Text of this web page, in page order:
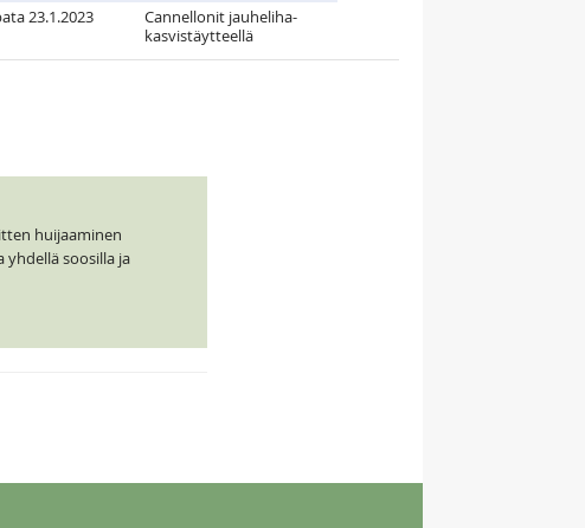
23.1.2023
Cannellonit jauheliha-
kasvistäytteellä
huijaaminen
soosilla ja